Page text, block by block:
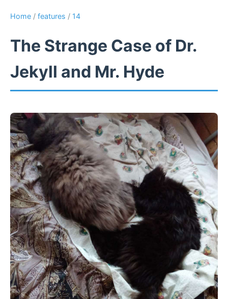
Home / features / 14
The Strange Case of Dr.
Jekyll and Mr. Hyde